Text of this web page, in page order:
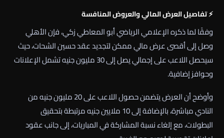
⚡ تفاصيل العرض المالي والعروض المنافسة
وفقًا لما ذكره الإعلامي الرياضي أبو المعاطي زكي، فإن الأهلي
وصل إلى أقصى عرض مالي ممكن لتجديد عقد حسين الشحات، حيث
سيحصل اللاعب على إجمالي يصل إلى 30 مليون جنيه تشمل الإعلانات
وحوافز إضافية.
وأوضح أن العرض يتضمن حصول اللاعب على 20 مليون جنيه من
النادي مباشرة، بالإضافة إلى 10 ملايين جنيه مرتبطة بتحقيق
البطولات، مع إلغاء نسبة المشاركة في المباريات، إلى جانب عقود